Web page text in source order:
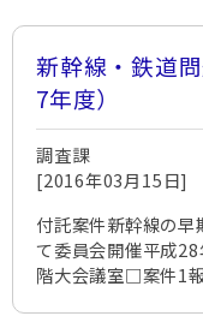
新幹線・鉄道
7年度）
調査課
[2016年03月15日]
付託案件新幹線の
て委員会開催平成
階大会議室□案件1